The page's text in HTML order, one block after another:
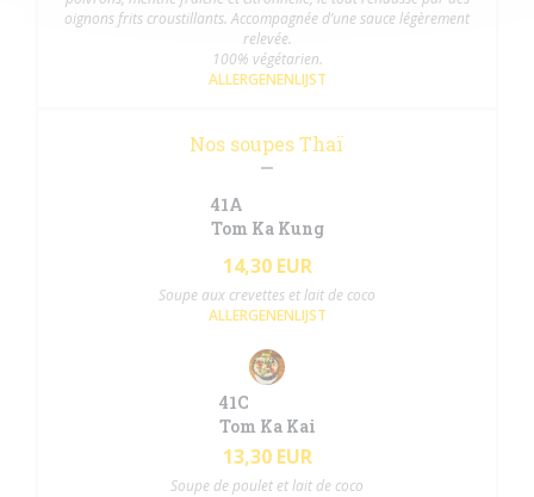
oignons frits croustillants. Accompagnée d’une sauce légèrement
relevée.
100% végétarien.
ALLERGENENLIJST
Nos soupes Thaï
41A
Tom Ka Kung
14,30 EUR
Soupe aux crevettes et lait de coco
ALLERGENENLIJST
41C
Tom Ka Kai
13,30 EUR
Soupe de poulet et lait de coco